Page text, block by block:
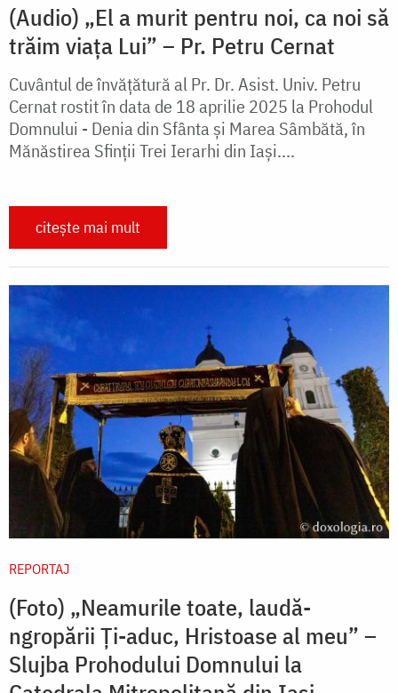
(Audio) „El a murit pentru noi, ca noi să
trăim viața Lui” – Pr. Petru Cernat
Cuvântul de învățătură al Pr. Dr. Asist. Univ. Petru
Cernat rostit în data de 18 aprilie 2025 la Prohodul
Domnului - Denia din Sfânta și Marea Sâmbătă, în
Mănăstirea Sfinții Trei Ierarhi din Iași....
citește mai mult
REPORTAJ
(Foto) „Neamurile toate, laudă-
ngropării Ţi-aduc, Hristoase al meu” –
Slujba Prohodului Domnului la